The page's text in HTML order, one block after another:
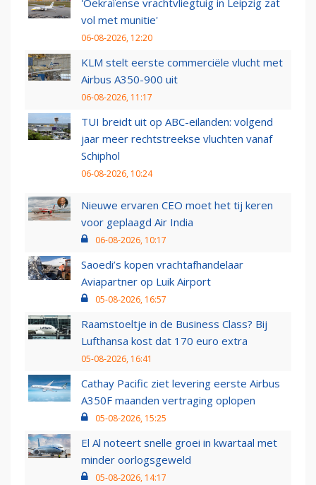
'Oekraïense vrachtvliegtuig in Leipzig zat
vol met munitie'
06-08-2026, 12:20
KLM stelt eerste commerciële vlucht met
Airbus A350-900 uit
06-08-2026, 11:17
TUI breidt uit op ABC-eilanden: volgend
jaar meer rechtstreekse vluchten vanaf
Schiphol
06-08-2026, 10:24
Nieuwe ervaren CEO moet het tij keren
voor geplaagd Air India
06-08-2026, 10:17
Saoedi’s kopen vrachtafhandelaar
Aviapartner op Luik Airport
05-08-2026, 16:57
Raamstoeltje in de Business Class? Bij
Lufthansa kost dat 170 euro extra
05-08-2026, 16:41
Cathay Pacific ziet levering eerste Airbus
A350F maanden vertraging oplopen
05-08-2026, 15:25
El Al noteert snelle groei in kwartaal met
minder oorlogsgeweld
05-08-2026, 14:17